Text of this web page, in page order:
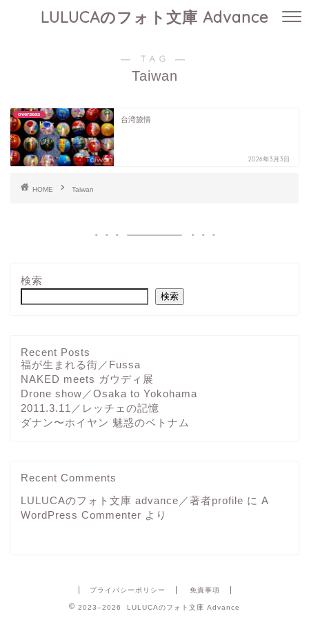
LULUCAのフォト文庫 Advance
― TAG ―
Taiwan
overseas
台湾旅情
2026年3月3日
HOME Taiwan
検索
検索
Recent Posts
福が生まれる街／Fussa
NAKED meets ガウディ展
Drone show／Osaka to Yokohama
2011.3.11／レッチェの記憶
ダナン〜ホイヤン 魅惑のベトナム
Recent Comments
LULUCAのフォト文庫 advance／著者profile に A
WordPress Commenter より
プライバシーポリシー 免責事項
2023–2026 LULUCAのフォト文庫 Advance